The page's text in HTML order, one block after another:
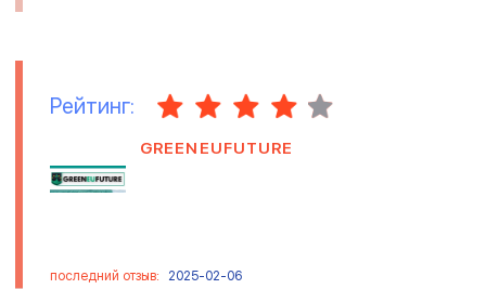
Рейтинг:
GREENEUFUTURE
последний отзыв: 2025-02-06